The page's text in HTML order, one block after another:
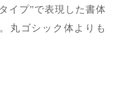
イプ”で表現した書体
丸ゴシック体よりも